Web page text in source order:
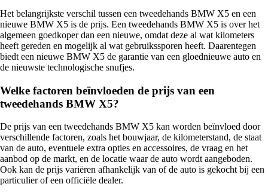
Het belangrijkste verschil tussen een tweedehands BMW X5 en een
nieuwe BMW X5 is de prijs. Een tweedehands BMW X5 is over het
algemeen goedkoper dan een nieuwe, omdat deze al wat kilometers
heeft gereden en mogelijk al wat gebruikssporen heeft. Daarentegen
biedt een nieuwe BMW X5 de garantie van een gloednieuwe auto en
de nieuwste technologische snufjes.
Welke factoren beïnvloeden de prijs van een
tweedehands BMW X5?
De prijs van een tweedehands BMW X5 kan worden beïnvloed door
verschillende factoren, zoals het bouwjaar, de kilometerstand, de staat
van de auto, eventuele extra opties en accessoires, de vraag en het
aanbod op de markt, en de locatie waar de auto wordt aangeboden.
Ook kan de prijs variëren afhankelijk van of de auto is gekocht bij een
particulier of een officiële dealer.